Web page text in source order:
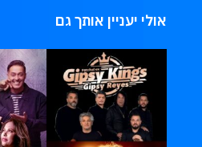
אולי יעניין אותך גם